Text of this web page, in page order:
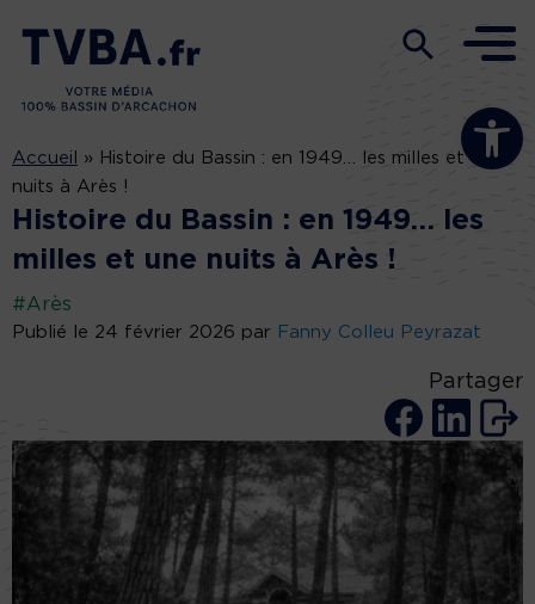
Ouvrir la
Accueil » Histoire du Bassin : en 1949… les milles et une
nuits à Arès !
Histoire du Bassin : en 1949… les
milles et une nuits à Arès !
#Arès
Publié le 24 février 2026 par Fanny Colleu Peyrazat
Partager